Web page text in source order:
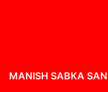
MANISH SABKA